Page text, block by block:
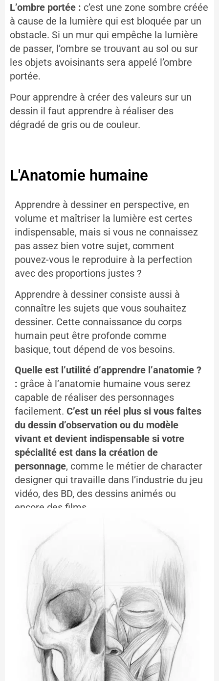
L’ombre portée : c’est une zone sombre créée
à cause de la lumière qui est bloquée par un
obstacle. Si un mur qui empêche la lumière
de passer, l’ombre se trouvant au sol ou sur
les objets avoisinants sera appelé l’ombre
portée.
Pour apprendre à créer des valeurs sur un
dessin il faut apprendre à réaliser des
dégradé de gris ou de couleur.
L'Anatomie humaine
Apprendre à dessiner en perspective, en
volume et maîtriser la lumière est certes
indispensable, mais si vous ne connaissez
pas assez bien votre sujet, comment
pouvez-vous le reproduire à la perfection
avec des proportions justes ?
Apprendre à dessiner consiste aussi à
connaître les sujets que vous souhaitez
dessiner. Cette connaissance du corps
humain peut être profonde comme
basique, tout dépend de vos besoins.
Quelle est l’utilité d’apprendre l’anatomie ?
: grâce à l’anatomie humaine vous serez
capable de réaliser des personnages
facilement. C’est un réel plus si vous faites
du dessin d’observation ou du modèle
vivant et devient indispensable si votre
spécialité est dans la création de
personnage, comme le métier de character
designer qui travaille dans l’industrie du jeu
vidéo, des BD, des dessins animés ou
encore des films.